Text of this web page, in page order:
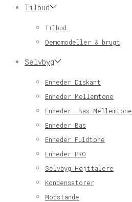
Tilbud
Tilbud
Demomodeller & brugt
Selvbyg
Enheder Diskant
Enheder Mellemtone
Enheder: Bas-Mellemtone
Enheder Bas
Enheder Fuldtone
Enheder PRO
Selvbyg Højttalere
Kondensatorer
Modstande